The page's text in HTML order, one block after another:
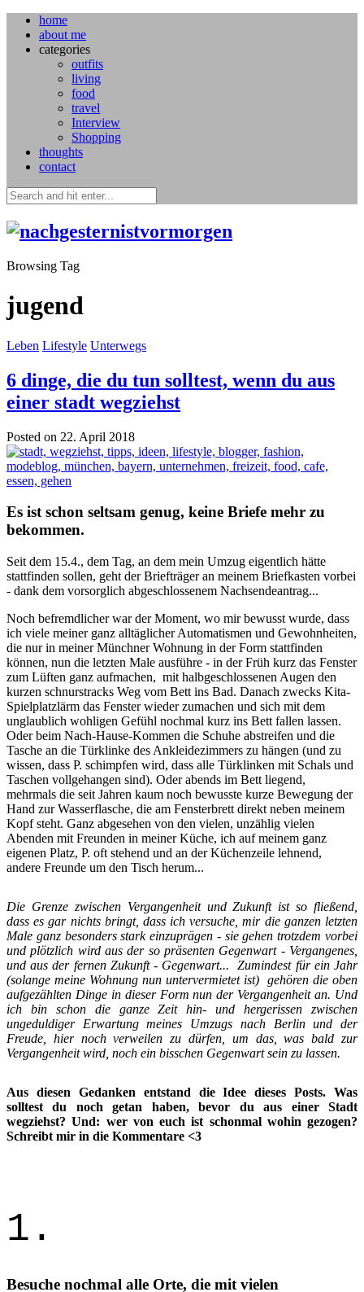
home
about me
categories
outfits
living
food
travel
Interview
Shopping
thoughts
contact
Browsing Tag
jugend
Leben Lifestyle Unterwegs
6 dinge, die du tun solltest, wenn du aus
einer stadt wegziehst
Posted on 22. April 2018
Es ist schon seltsam genug, keine Briefe mehr zu
bekommen.
Seit dem 15.4., dem Tag, an dem mein Umzug eigentlich hätte
stattfinden sollen, geht der Briefträger an meinem Briefkasten vorbei
- dank dem vorsorglich abgeschlossenem Nachsendeantrag...
Noch befremdlicher war der Moment, wo mir bewusst wurde, dass
ich viele meiner ganz alltäglicher Automatismen und Gewohnheiten,
die nur in meiner Münchner Wohnung in der Form stattfinden
können, nun die letzten Male ausführe - in der Früh kurz das Fenster
zum Lüften ganz aufmachen, mit halbgeschlossenen Augen den
kurzen schnurstracks Weg vom Bett ins Bad. Danach zwecks Kita-
Spielplatzlärm das Fenster wieder zumachen und sich mit dem
unglaublich wohligen Gefühl nochmal kurz ins Bett fallen lassen.
Oder beim Nach-Hause-Kommen die Schuhe abstreifen und die
Tasche an die Türklinke des Ankleidezimmers zu hängen (und zu
wissen, dass P. schimpfen wird, dass alle Türklinken mit Schals und
Taschen vollgehangen sind). Oder abends im Bett liegend,
mehrmals die seit Jahren kaum noch bewusste kurze Bewegung der
Hand zur Wasserflasche, die am Fensterbrett direkt neben meinem
Kopf steht. Ganz abgesehen von den vielen, unzählig vielen
Abenden mit Freunden in meiner Küche, ich auf meinem ganz
eigenen Platz, P. oft stehend und an der Küchenzeile lehnend,
andere Freunde um den Tisch herum...
Die Grenze zwischen Vergangenheit und Zukunft ist so fließend,
dass es gar nichts bringt, dass ich versuche, mir die ganzen letzten
Male ganz besonders stark einzuprägen - sie gehen trotzdem vorbei
und plötzlich wird aus der so präsenten Gegenwart - Vergangenes,
und aus der fernen Zukunft - Gegenwart... Zumindest für ein Jahr
(solange meine Wohnung nun untervermietet ist) gehören die oben
aufgezählten Dinge in dieser Form nun der Vergangenheit an. Und
ich bin schon die ganze Zeit hin- und hergerissen zwischen
ungeduldiger Erwartung meines Umzugs nach Berlin und der
Freude, hier noch verweilen zu dürfen, um das, was bald zur
Vergangenheit wird, noch ein bisschen Gegenwart sein zu lassen.
Aus diesen Gedanken entstand die Idee dieses Posts. Was
solltest du noch getan haben, bevor du aus einer Stadt
wegziehst? Und: wer von euch ist schonmal wohin gezogen?
Schreibt mir in die Kommentare <3
1.
Besuche nochmal alle Orte, die mit vielen